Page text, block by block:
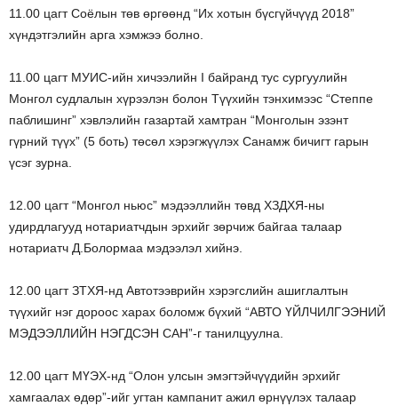
11.00 цагт Соёлын төв өргөөнд “Их хотын бүсгүйчүүд 2018”
хүндэтгэлийн арга хэмжээ болно.
11.00 цагт МУИС-ийн хичээлийн I байранд тус сургуулийн
Монгол судлалын хүрээлэн болон Түүхийн тэнхимээс “Степпе
паблишинг” хэвлэлийн газартай хамтран “Монголын эзэнт
гүрний түүх” (5 боть) төсөл хэрэгжүүлэх Санамж бичигт гарын
үсэг зурна.
12.00 цагт “Монгол ньюс” мэдээллийн төвд ХЗДХЯ-ны
удирдлагууд нотариатчдын эрхийг зөрчиж байгаа талаар
нотариатч Д.Болормаа мэдээлэл хийнэ.
12.00 цагт ЗТХЯ-нд Автотээврийн хэрэгслийн ашиглалтын
түүхийг нэг дороос харах боломж бүхий “АВТО ҮЙЛЧИЛГЭЭНИЙ
МЭДЭЭЛЛИЙН НЭГДСЭН САН”-г танилцуулна.
12.00 цагт МҮЭХ-нд “Олон улсын эмэгтэйчүүдийн эрхийг
хамгаалах өдөр”-ийг угтан кампанит ажил өрнүүлэх талаар